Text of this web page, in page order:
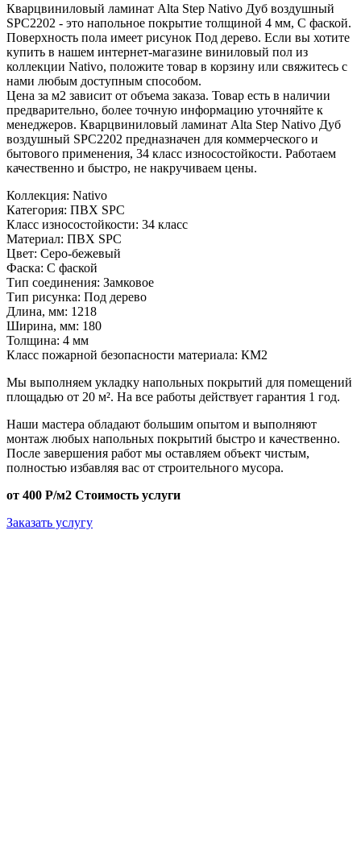
Кварцвиниловый ламинат Alta Step Nativo Дуб воздушный
SPC2202 - это напольное покрытие толщиной 4 мм, С фаской.
Поверхность пола имеет рисунок Под дерево. Если вы хотите
купить в нашем интернет-магазине виниловый пол из
коллекции Nativo, положите товар в корзину или свяжитесь с
нами любым доступным способом.
Цена за м2 зависит от объема заказа. Товар есть в наличии
предварительно, более точную информацию уточняйте к
менеджеров. Кварцвиниловый ламинат Alta Step Nativo Дуб
воздушный SPC2202 предназначен для коммерческого и
бытового применения, 34 класс износостойкости. Работаем
качественно и быстро, не накручиваем цены.
Коллекция: Nativo
Категория: ПВХ SPC
Класс износостойкости: 34 класс
Материал: ПВХ SPC
Цвет: Серо-бежевый
Фаска: С фаской
Тип соединения: Замковое
Тип рисунка: Под дерево
Длина, мм: 1218
Ширина, мм: 180
Толщина: 4 мм
Класс пожарной безопасности материала: КМ2
Мы выполняем укладку напольных покрытий для помещений
площадью от 20 м². На все работы действует гарантия 1 год.
Наши мастера обладают большим опытом и выполняют
монтаж любых напольных покрытий быстро и качественно.
После завершения работ мы оставляем объект чистым,
полностью избавляя вас от строительного мусора.
от 400 Р/м2 Стоимость услуги
Заказать услугу